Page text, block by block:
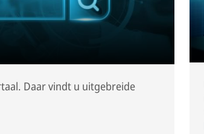
Daar vindt u uitgebreide